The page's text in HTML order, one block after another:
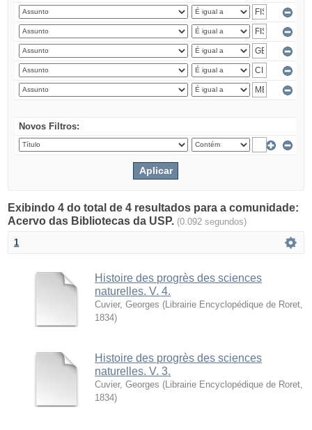
Novos Filtros:
Exibindo 4 do total de 4 resultados para a comunidade:
Acervo das Bibliotecas da USP. (0.092 segundos)
1
Histoire des progrès des sciences
naturelles. V. 4.
Cuvier, Georges ( Librairie Encyclopédique de Roret
1834)
Histoire des progrès des sciences
naturelles. V. 3.
Cuvier, Georges ( Librairie Encyclopédique de Roret
1834)